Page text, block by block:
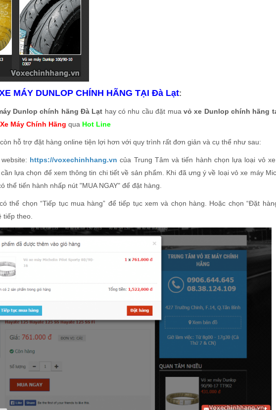
MÁY DUNLOP CHÍNH HÃNG TẠI Đà Lạt:
Dunlop chính hãng Đà Lạt hay có nhu cầu đặt mua vỏ xe Dunlop chính hãng
Máy Chính Hãng qua Hot Line
hỗ trợ đặt hàng online tiện lợi hơn với quy trình rất đơn giản và cụ thể như sau:
https://voxechinhhang.vn của Trung Tâm và tiến hành chọn lựa loại vỏ
lựa chọn để xem thông tin chi tiết về sản phẩm. Khi đã ưng ý về loại vỏ xe máy
thể tiến hành nhấp nút "MUA NGAY" để đặt hàng.
thể chọn “Tiếp tục mua hàng” để tiếp tục xem và chọn hàng. Hoặc chọn “Đặt
theo.